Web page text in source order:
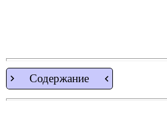
Содержание